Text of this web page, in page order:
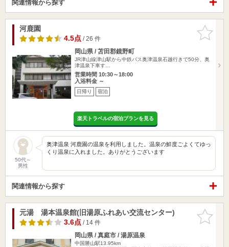
関連情報から探す
お気に入
りに追加
河鹿園
4.5点/ 26 件
岡山県 / 苫田郡鏡野町
JR津山線津山駅から中鉄バス奥津温泉石越行きで50分、奥
津温泉下車す…
営業時間 10:30～18:00
入浴料金 ～
日帰り 宿泊
楽天トラベルの宿泊プランを見る
50代～
男性
奥津温泉 河鹿園の温泉を利用しました。温泉の鮮度ごよくてゆっ
くり温泉に入れました。ありがとうございます
関連情報から探す
お気に入
りに追加
元湯 湯本温泉館(旧湯原ふれあい交流センター)
3.6点/ 14 件
岡山県 / 真庭市 / 湯原温泉
中国勝山駅13.95km